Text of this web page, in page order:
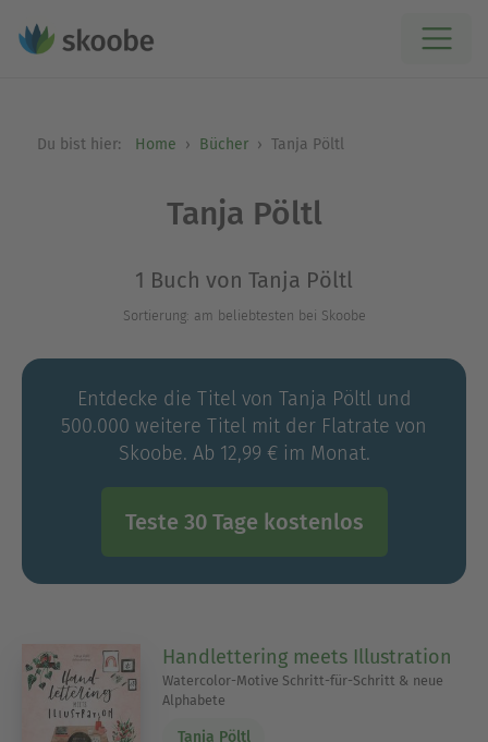
Du bist hier: Home Bücher Tanja Pöltl
Tanja Pöltl
1 Buch von Tanja Pöltl
Sortierung: am beliebtesten bei Skoobe
Entdecke die Titel von Tanja Pöltl und
500.000 weitere Titel mit der Flatrate von
Skoobe. Ab 12,99 € im Monat.
Teste 30 Tage kostenlos
Handlettering meets Illustration
Watercolor-Motive Schritt-für-Schritt & neue
Alphabete
Tanja Pöltl